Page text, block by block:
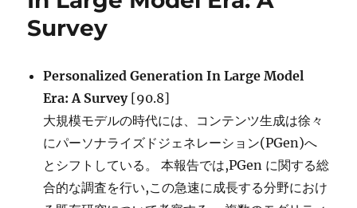
Long-
Survey
Personalized Generation In Large Model
Era: A Survey [90.8]
大規模モデルの時代には、コンテンツ生成は徐々
にパーソナライズドジェネレーション(PGen)へ
とシフトしている。 本報告では,PGen に関する総
合的な調査を行い,この急速に成長する分野におけ